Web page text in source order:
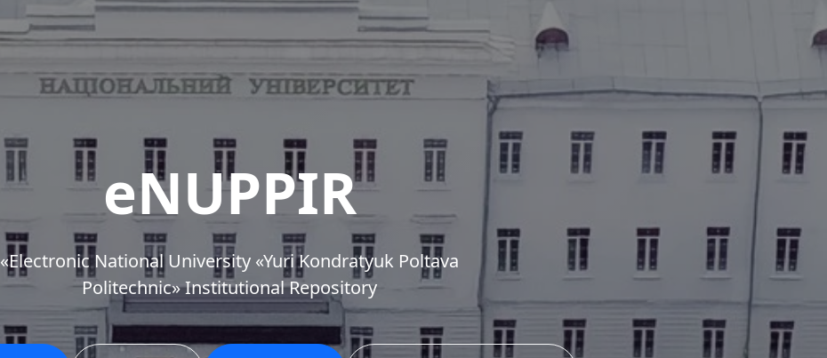
eNUPPIR
«Еlectronic National University «Yuri Kondratyuk Poltava
Politechnic» Institutional Repository